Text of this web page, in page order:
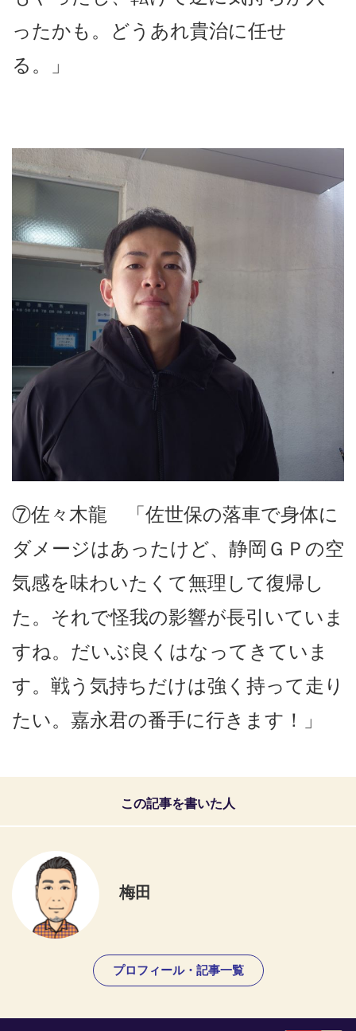
ったかも。どうあれ貴治に任せ
る。」
⑦佐々木龍 「佐世保の落車で身体に
ダメージはあったけど、静岡ＧＰの空
気感を味わいたくて無理して復帰し
た。それで怪我の影響が長引いていま
すね。だいぶ良くはなってきていま
す。戦う気持ちだけは強く持って走り
たい。嘉永君の番手に行きます！」
この記事を書いた人
梅田
プロフィール・記事一覧